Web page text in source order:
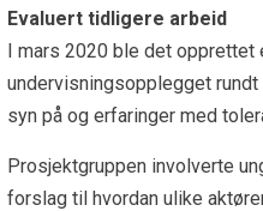
Evaluert tidligere arbeid
I mars 2020 ble det opprettet
undervisningsopplegget
syn på og erfaringer med
Prosjektgruppen involverte
forslag til hvordan ulike